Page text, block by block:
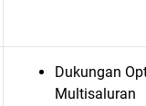
Dukungan
Multisaluran